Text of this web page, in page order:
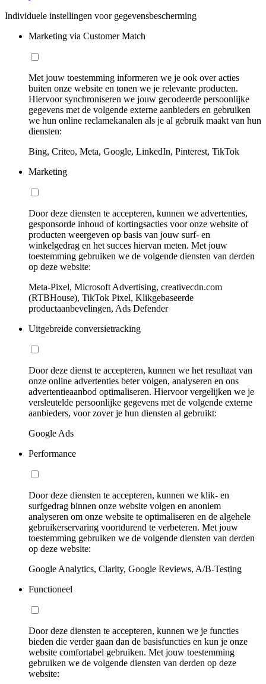
Individuele instellingen voor gegevensbescherming
Marketing via Customer Match
Met jouw toestemming informeren we je ook over acties
buiten onze website en tonen we je relevante producten.
Hiervoor synchroniseren we jouw gecodeerde persoonlijke
gegevens met de volgende externe aanbieders en gebruiken
we hun online reclamekanalen als je al gebruik maakt van hun
diensten:
Bing, Criteo, Meta, Google, LinkedIn, Pinterest, TikTok
Marketing
Door deze diensten te accepteren, kunnen we advertenties,
gesponsorde inhoud of kortingsacties voor onze website of
producten weergeven op basis van jouw surf- en
winkelgedrag en het succes hiervan meten. Met jouw
toestemming gebruiken we de volgende diensten van derden
op deze website:
Meta-Pixel, Microsoft Advertising, creativecdn.com
(RTBHouse), TikTok Pixel, Klikgebaseerde
productaanbevelingen, Ads Defender
Uitgebreide conversietracking
Door deze dienst te accepteren, kunnen we het resultaat van
onze online advertenties beter volgen, analyseren en ons
advertentieaanbod optimaliseren. Hiervoor vergelijken we je
versleutelde persoonlijke gegevens met de volgende externe
aanbieders, voor zover je hun diensten al gebruikt:
Google Ads
Performance
Door deze diensten te accepteren, kunnen we klik- en
surfgedrag binnen onze website volgen en anoniem
analyseren om onze website te optimaliseren en de algehele
gebruikerservaring voortdurend te verbeteren. Met jouw
toestemming gebruiken we de volgende diensten van derden
op deze website:
Google Analytics, Clarity, Google Reviews, A/B-Testing
Functioneel
Door deze diensten te accepteren, kunnen we je functies
bieden die verder gaan dan de basisfuncties en kun je onze
website comfortabel gebruiken. Met jouw toestemming
gebruiken we de volgende diensten van derden op deze
website: